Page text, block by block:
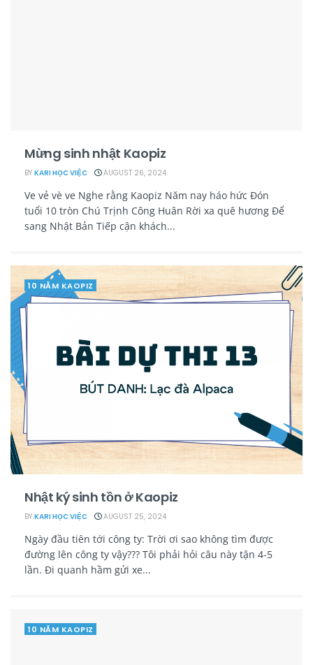
Mừng sinh nhật Kaopiz
BY KARI HỌC VIỆC AUGUST 26, 2024
Ve vẻ vè ve Nghe rằng Kaopiz Năm nay háo hức Đón
tuổi 10 tròn Chú Trịnh Công Huân Rời xa quê hương Để
sang Nhật Bản Tiếp cận khách...
10 NĂM KAOPIZ
Nhật ký sinh tồn ở Kaopiz
BY KARI HỌC VIỆC AUGUST 25, 2024
Ngày đầu tiên tới công ty: Trời ơi sao không tìm được
đường lên công ty vậy??? Tôi phải hỏi câu này tận 4-5
lần. Đi quanh hầm gửi xe...
10 NĂM KAOPIZ